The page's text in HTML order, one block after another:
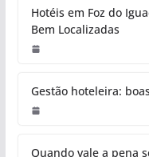
Hotéis em Foz do
Bem Localizadas
Gestão hoteleira:
Quando vale a pena